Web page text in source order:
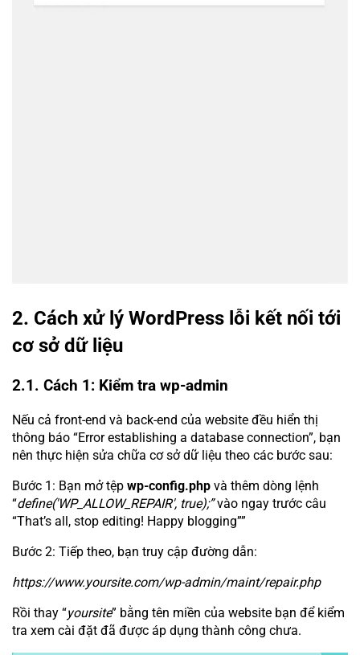
2. Cách xử lý WordPress lỗi kết nối tới
cơ sở dữ liệu
2.1. Cách 1: Kiểm tra wp-admin
Nếu cả front-end và back-end của website đều hiển thị
thông báo “Error establishing a database connection”, bạn
nên thực hiện sửa chữa cơ sở dữ liệu theo các bước sau:
Bước 1: Bạn mở tệp wp-config.php và thêm dòng lệnh
“define('WP_ALLOW_REPAIR', true);”vào ngay trước câu
“That’s all, stop editing! Happy blogging””
Bước 2: Tiếp theo, bạn truy cập đường dẫn:
https://www.yoursite.com/wp-admin/maint/repair.php
Rồi thay “yoursite” bằng tên miền của website bạn để kiểm
tra xem cài đặt đã được áp dụng thành công chưa.